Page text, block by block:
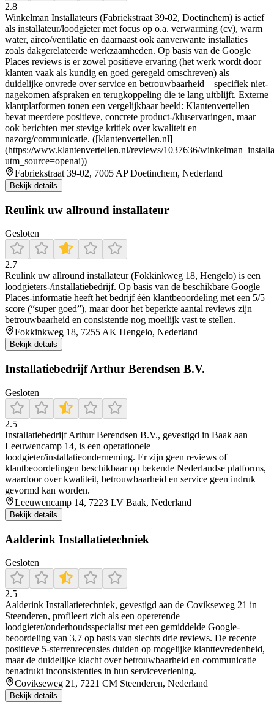
2.8
Winkelman Installateurs (Fabriekstraat 39-02, Doetinchem) is actief
als installateur/loodgieter met focus op o.a. verwarming (cv), warm
water, airco/ventilatie en daarnaast ook aanverwante installaties
zoals dakgerelateerde werkzaamheden. Op basis van de Google
Places reviews is er zowel positieve ervaring (het werk wordt door
klanten vaak als kundig en goed geregeld omschreven) als
duidelijke onvrede over service en betrouwbaarheid—specifiek niet-
nagekomen afspraken en terugkoppeling die te lang uitblijft. Externe
klantplatformen tonen een vergelijkbaar beeld: Klantenvertellen
bevat meerdere positieve, concrete product-/kluservaringen, maar
ook berichten met stevige kritiek over kwaliteit en
nazorg/communicatie. ([klantenvertellen.nl]
(https://www.klantenvertellen.nl/reviews/1037636/
utm_source=openai))
Fabriekstraat 39-02, 7005 AP Doetinchem, Nederland
Bekijk details
Reulink uw allround installateur
Gesloten
2.7
Reulink uw allround installateur (Fokkinkweg 18, Hengelo) is een
loodgieters-/installatiebedrijf. Op basis van de beschikbare Google
Places-informatie heeft het bedrijf één klantbeoordeling met een 5/5
score (“super goed”), maar door het beperkte aantal reviews zijn
betrouwbaarheid en consistentie nog moeilijk vast te stellen.
Fokkinkweg 18, 7255 AK Hengelo, Nederland
Bekijk details
Installatiebedrijf Arthur Berendsen B.V.
Gesloten
2.5
Installatiebedrijf Arthur Berendsen B.V., gevestigd in Baak aan
Leeuwencamp 14, is een operationele
loodgieter/installatieonderneming. Er zijn geen reviews of
klantbeoordelingen beschikbaar op bekende Nederlandse platforms,
waardoor over kwaliteit, betrouwbaarheid en service geen indruk
gevormd kan worden.
Leeuwencamp 14, 7223 LV Baak, Nederland
Bekijk details
Aalderink Installatietechniek
Gesloten
2.5
Aalderink Installatietechniek, gevestigd aan de Covikseweg 21 in
Steenderen, profileert zich als een opererende
loodgieter/onderhoudsspecialist met een gemiddelde Google-
beoordeling van 3,7 op basis van slechts drie reviews. De recente
positieve 5-sterrenrecensies duiden op mogelijke klanttevredenheid,
maar de duidelijke klacht over betrouwbaarheid en communicatie
benadrukt inconsistenties in hun serviceverlening.
Covikseweg 21, 7221 CM Steenderen, Nederland
Bekijk details